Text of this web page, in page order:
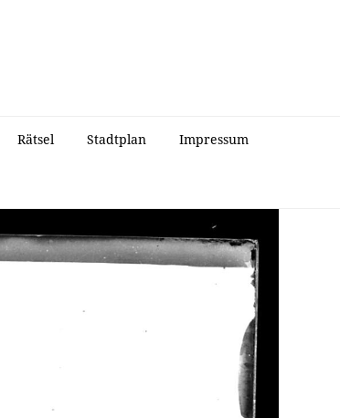
Rätsel Stadtplan Impressum